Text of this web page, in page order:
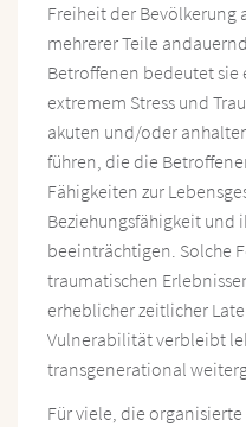
Freiheit der Bevölkerung
mehrerer Teile
Betroffenen bedeutet
extremem Stress und
akuten und/oder
führen, die die
Fähigkeiten zur
Beziehungsfähigkeit und
beeinträchtigen. Solche
traumatischen
erheblicher zeitlicher
Vulnerabilität verbleibt
transgenerational
Für viele, die